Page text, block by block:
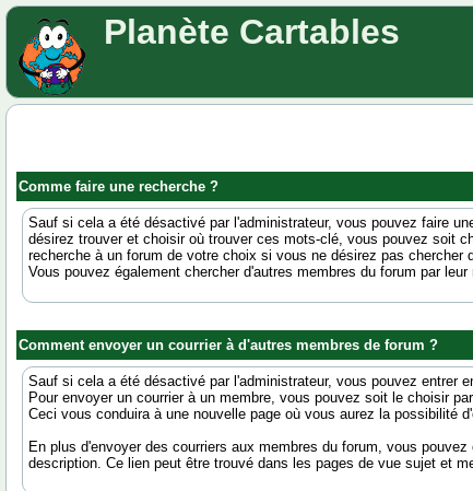
Planète Cartables
Comme faire une recherche ?
Sauf si cela a été désactivé par l'administrateur, vous pouvez faire
désirez trouver et choisir où trouver ces mots-clé, vous pouvez soit
recherche à un forum de votre choix si vous ne désirez pas chercher
Vous pouvez également chercher d'autres membres du forum par
Comment envoyer un courrier à d'autres membres de forum ?
Sauf si cela a été désactivé par l'administrateur, vous pouvez entrer
Pour envoyer un courrier à un membre, vous pouvez soit le choisir
Ceci vous conduira à une nouvelle page où vous aurez la possibilité
En plus d'envoyer des courriers aux membres du forum, vous
description. Ce lien peut être trouvé dans les pages de vue sujet et